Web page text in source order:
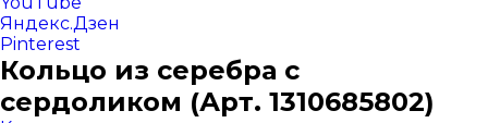
Яндекс.Дзен
Pinterest
Кольцо из серебра с
сердоликом (Арт. 1310685802)